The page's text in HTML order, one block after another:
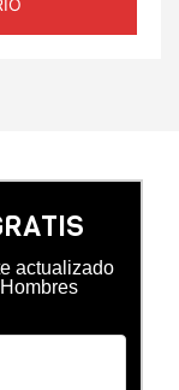
actualizado